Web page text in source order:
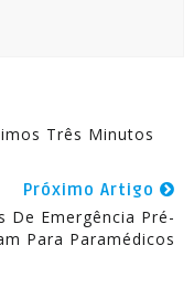
Três Minutos
Próximo Artigo
De Emergência Pré-
Para Paramédicos